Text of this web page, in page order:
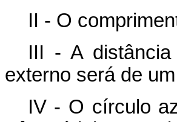
II - O
III - A
externo será de
IV - O círculo